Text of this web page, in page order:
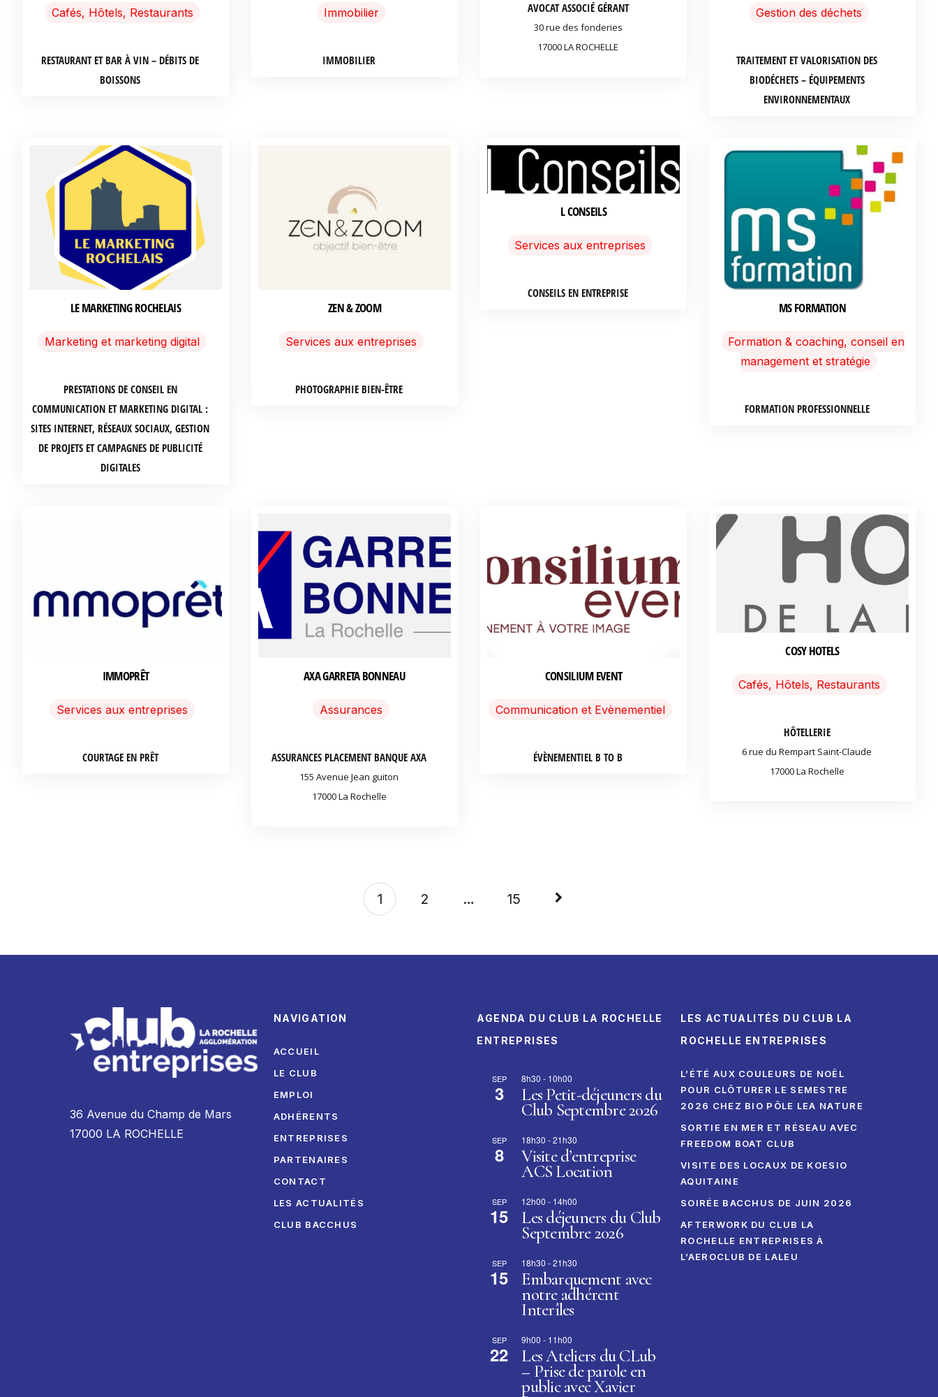
Cafés, Hôtels, Restaurants
RESTAURANT ET BAR À VIN – DÉBITS DE
BOISSONS
Immobilier
IMMOBILIER
AVOCAT ASSOCIÉ GÉRANT
30 rue des fonderies
17000 LA ROCHELLE
Gestion des déchets
TRAITEMENT ET VALORISATION DES
BIODÉCHETS – ÉQUIPEMENTS
ENVIRONNEMENTAUX
LE MARKETING ROCHELAIS
Marketing et marketing digital
PRESTATIONS DE CONSEIL EN
COMMUNICATION ET MARKETING DIGITAL :
SITES INTERNET, RÉSEAUX SOCIAUX, GESTION
DE PROJETS ET CAMPAGNES DE PUBLICITÉ
DIGITALES
ZEN & ZOOM
Services aux entreprises
PHOTOGRAPHIE BIEN-ÊTRE
L CONSEILS
Services aux entreprises
CONSEILS EN ENTREPRISE
MS FORMATION
Formation & coaching, conseil en
management et stratégie
FORMATION PROFESSIONNELLE
IMMOPRÊT
Services aux entreprises
COURTAGE EN PRÊT
AXA GARRETA BONNEAU
Assurances
ASSURANCES PLACEMENT BANQUE AXA
155 Avenue Jean guiton
17000 La Rochelle
CONSILIUM EVENT
Communication et Evènementiel
ÉVÈNEMENTIEL B TO B
COSY HOTELS
Cafés, Hôtels, Restaurants
HÔTELLERIE
6 rue du Rempart Saint-Claude
17000 La Rochelle
1 2 … 15
36 Avenue du Champ de Mars
17000 LA ROCHELLE
NAVIGATION
ACCUEIL
LE CLUB
EMPLOI
ADHÉRENTS
ENTREPRISES
PARTENAIRES
CONTACT
LES ACTUALITÉS
CLUB BACCHUS
AGENDA DU CLUB LA ROCHELLE
ENTREPRISES
SEP
3
8h30 - 10h00
Les Petit-déjeuners du
Club Septembre 2026
SEP
8
18h30 -21h30
Visite d’entreprise
ACS Location
SEP
15
12h00 - 14h00
Les déjeuners du Club
Septembre 2026
SEP
15
18h30 -21h30
Embarquement avec
notre adhérent
Interîles
SEP
22
9h00 - 11h00
Les Ateliers du CLub
– Prise de parole en
public avec Xavier
LES ACTUALITÉS DU CLUB LA
ROCHELLE ENTREPRISES
L’ÉTÉ AUX COULEURS DE NOËL
POUR CLÔTURER LE SEMESTRE
2026 CHEZ BIO PÔLE LEA NATURE
SORTIE EN MER ET RÉSEAU AVEC
FREEDOM BOAT CLUB
VISITE DES LOCAUX DE KOESIO
AQUITAINE
SOIRÉE BACCHUS DE JUIN 2026
AFTERWORK DU CLUB LA
ROCHELLE ENTREPRISES À
L’AEROCLUB DE LALEU